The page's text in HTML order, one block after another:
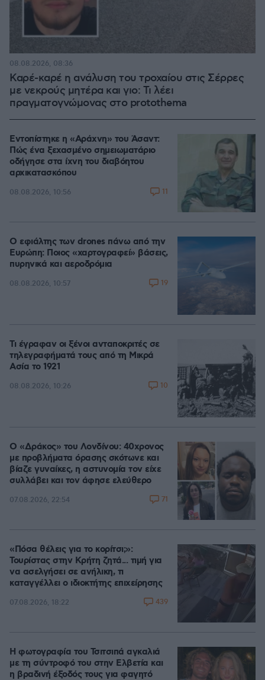
Καρέ-καρέ η ανάλυση του τροχαίου στις Σέρρες
με νεκρούς μητέρα και γιο: Τι λέει
πραγματογνώμονας στο protothema
08.08.2026, 08:36
Εντοπίστηκε η «Αράχνη» του Άσαντ:
Πώς ένα ξεχασμένο σημειωματάριο
οδήγησε στα ίχνη του διαβόητου
αρχικατασκόπου
08.08.2026, 10:56 11
Ο εφιάλτης των drones πάνω από την
Ευρώπη: Ποιος «χαρτογραφεί» βάσεις,
πυρηνικά και αεροδρόμια
08.08.2026, 10:57 19
Τι έγραφαν οι ξένοι ανταποκριτές σε
τηλεγραφήματά τους από τη Μικρά
Ασία το 1921
08.08.2026, 10:26 10
Ο «Δράκος» του Λονδίνου: 40χρονος
με προβλήματα όρασης σκότωνε και
βίαζε γυναίκες, η αστυνομία τον είχε
συλλάβει και τον άφησε ελεύθερο
07.08.2026, 22:54 71
«Πόσα θέλεις για το κορίτσι;»:
Τουρίστας στην Κρήτη ζητά... τιμή για
να ασελγήσει σε ανήλικη, τι
καταγγέλλει ο ιδιοκτήτης επιχείρησης
07.08.2026, 18:22 439
Η φωτογραφία του Τσιτσιπά αγκαλιά
με τη σύντροφό του στην Ελβετία και
η βραδινή έξοδός τους για φαγητό